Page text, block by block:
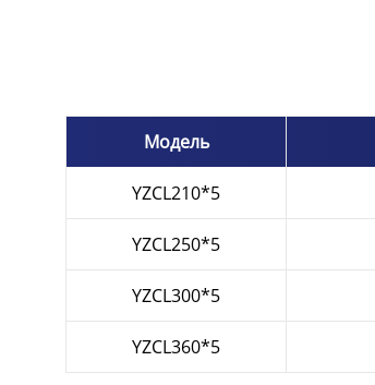
Модель
YZCL210*5
YZCL250*5
YZCL300*5
YZCL360*5